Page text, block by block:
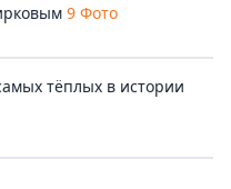
9 Фото
тёплых в истории